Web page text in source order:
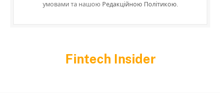
умовами та нашою Редакційною Політикою.
Fintech Insider